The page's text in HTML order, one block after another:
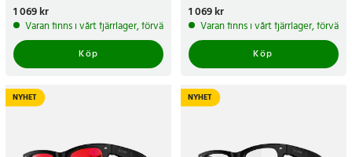
Pris:1 069 kr
1 069 kr
Varan finns i vårt fjärrlager, förväntas skickas inom 5-7 arbetsdagar
Köp
Pris:1 069 kr
1 069 kr
Varan finns i vårt fjärrlager,
Köp
NYHET NYHET